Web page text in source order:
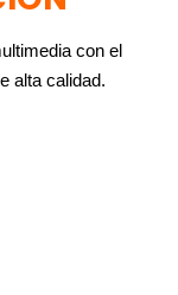
con el
alta calidad.